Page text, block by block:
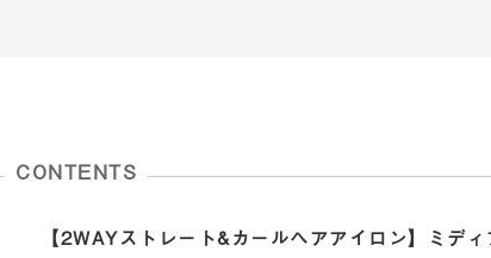
CONTENTS
【2WAYストレート&カールヘアアイロン】ミデ